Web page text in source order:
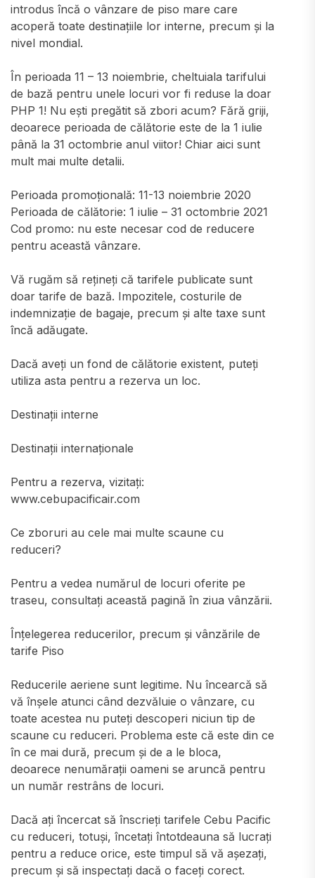
introdus încă o vânzare de piso mare care
acoperă toate destinațiile lor interne, precum și la
nivel mondial.
În perioada 11 – 13 noiembrie, cheltuiala tarifului
de bază pentru unele locuri vor fi reduse la doar
PHP 1! Nu ești pregătit să zbori acum? Fără griji,
deoarece perioada de călătorie este de la 1 iulie
până la 31 octombrie anul viitor! Chiar aici sunt
mult mai multe detalii.
Perioada promoțională: 11-13 noiembrie 2020
Perioada de călătorie: 1 iulie – 31 octombrie 2021
Cod promo: nu este necesar cod de reducere
pentru această vânzare.
Vă rugăm să rețineți că tarifele publicate sunt
doar tarife de bază. Impozitele, costurile de
indemnizație de bagaje, precum și alte taxe sunt
încă adăugate.
Dacă aveți un fond de călătorie existent, puteți
utiliza asta pentru a rezerva un loc.
Destinații interne
Destinații internaționale
Pentru a rezerva, vizitați:
www.cebupacificair.com
Ce zboruri au cele mai multe scaune cu
reduceri?
Pentru a vedea numărul de locuri oferite pe
traseu, consultați această pagină în ziua vânzării.
Înțelegerea reducerilor, precum și vânzările de
tarife Piso
Reducerile aeriene sunt legitime. Nu încearcă să
vă înșele atunci când dezvăluie o vânzare, cu
toate acestea nu puteți descoperi niciun tip de
scaune cu reduceri. Problema este că este din ce
în ce mai dură, precum și de a le bloca,
deoarece nenumărații oameni se aruncă pentru
un număr restrâns de locuri.
Dacă ați încercat să înscrieți tarifele Cebu Pacific
cu reduceri, totuși, încetați întotdeauna să lucrați
pentru a reduce orice, este timpul să vă așezați,
precum și să inspectați dacă o faceți corect.